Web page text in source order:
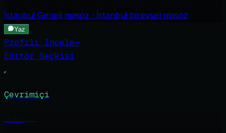
İstanbul Genelimasöz · İstanbul bireysel masöz
Yaz
Profili İncele→
Editör Seçkisi
Çevrimiçi